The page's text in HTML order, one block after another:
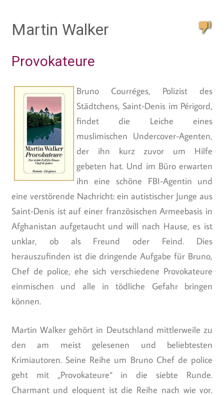
Martin Walker
Provokateure
Bruno Courréges, Polizist des
Städtchens, Saint-Denis im Périgord,
findet die Leiche eines
muslimischen Undercover-Agenten,
der ihn kurz zuvor um Hilfe
gebeten hat. Und im Büro erwarten
ihn eine schöne FBI-Agentin und
eine verstörende Nachricht: ein autistischer Junge aus
Saint-Denis ist auf einer französischen Armeebasis in
Afghanistan aufgetaucht und will nach Hause, es ist
unklar, ob als Freund oder Feind. Dies
herauszufinden ist die dringende Aufgabe für Bruno,
Chef de police, ehe sich verschiedene Provokateure
einmischen und alle in tödliche Gefahr bringen
können.
Martin Walker gehört in Deutschland mittlerweile zu
den am meist gelesenen und beliebtesten
Krimiautoren. Seine Reihe um Bruno Chef de police
geht mit „Provokateure“ in die siebte Runde.
Charmant und eloquent ist die Reihe nach wie vor.